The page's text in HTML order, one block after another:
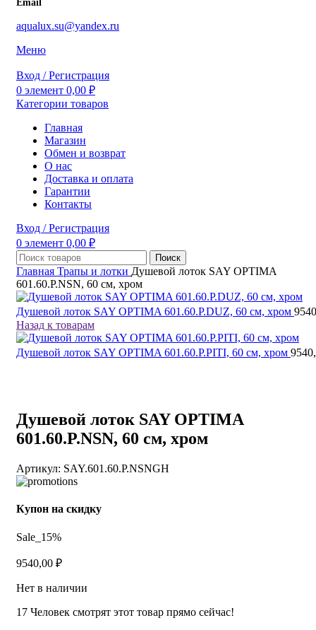
Email
aqualux.su@yandex.ru
Меню
Вход / Регистрация
0 элемент 0,00 ₽
Категории товаров
Главная
Магазин
Обмен и возврат
О нас
Доставка и оплата
Гарантии
Контакты
Вход / Регистрация
0 элемент 0,00 ₽
Поиск
Главная Трапы и лотки Душевой лоток SAY OPTIMA
601.60.P.NSN, 60 см, хром
Душевой лоток SAY OPTIMA 601.60.P.DUZ, 60 см, хром
Назад к товарам
Душевой лоток SAY OPTIMA 601.60.P.PITI, 60 см, хром
Душевой лоток SAY OPTIMA
601.60.P.NSN, 60 см, хром
Артикул: SAY.601.60.P.NSNGH
Купон на скидку
Sale_15%
9540,00 ₽
Нет в наличии
17 Человек смотрят этот товар прямо сейчас!